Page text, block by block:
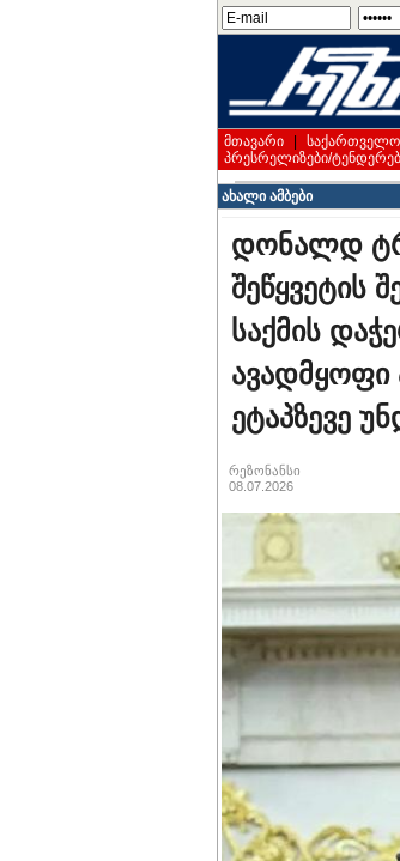
მთავარი საქართველო
პრესრელიზები/
ახალი ამბები
დონალდ
შეწყვეტის
საქმის
ეტაპზევე
რეზონანსი
08.07.2026